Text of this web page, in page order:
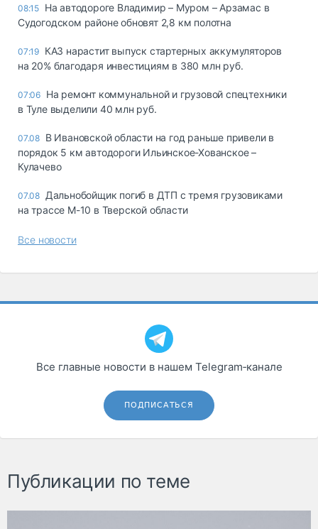
08:15 На автодороге Владимир – Муром – Арзамас в
Судогодском районе обновят 2,8 км полотна
07:19 КАЗ нарастит выпуск стартерных аккумуляторов
на 20% благодаря инвестициям в 380 млн руб.
07:06 На ремонт коммунальной и грузовой спецтехники
в Туле выделили 40 млн руб.
07.08 В Ивановской области на год раньше привели в
порядок 5 км автодороги Ильинское-Хованское –
Кулачево
07.08 Дальнобойщик погиб в ДТП с тремя грузовиками
на трассе М-10 в Тверской области
Все новости
Все главные новости в нашем Telegram‑канале
ПОДПИСАТЬСЯ
Публикации по теме